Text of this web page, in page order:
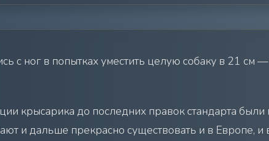
с ног в попытках уместить целую собаку в 21 см
крысарика до последних правок стандарта были
и дальше прекрасно существовать и в Европе,